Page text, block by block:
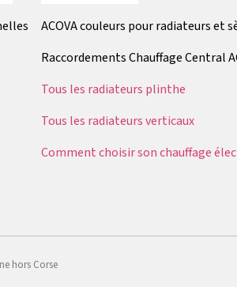
ACOVA couleurs pour radiateurs et
Raccordements Chauffage Central
Tous les radiateurs plinthe
Tous les radiateurs verticaux
Comment choisir son chauffage
hors Corse